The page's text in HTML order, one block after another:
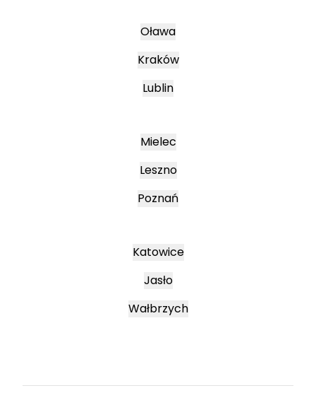
Oława
Kraków
Lublin
Mielec
Leszno
Poznań
Katowice
Jasło
Wałbrzych